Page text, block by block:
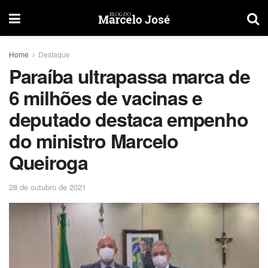
Home Destaque
Paraíba ultrapassa marca de
6 milhões de vacinas e
deputado destaca empenho
do ministro Marcelo
Queiroga
28 de outubro de 2021